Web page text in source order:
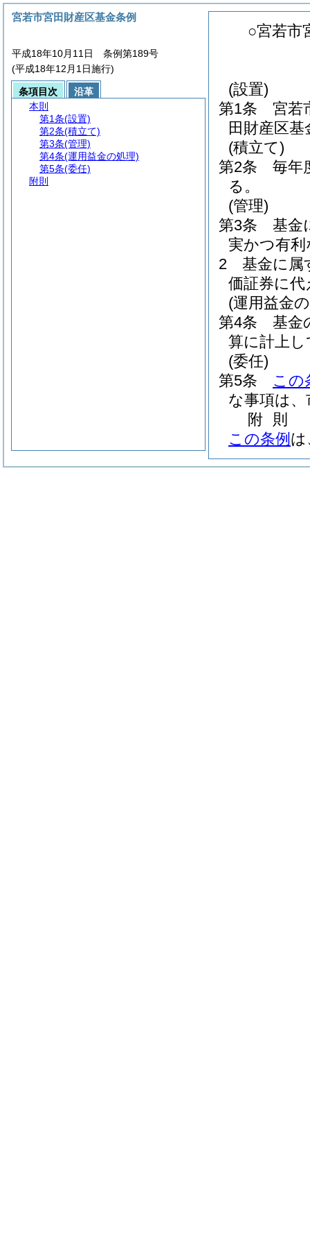
○宮若市
(設置)
第1条
宮若
田財産区基
(積立て)
第2条
毎年
る。
(管理)
第3条
基金
実かつ有
2
基金に属
価証券に
(運用益金
第4条
基金
算に計上
(委任)
第5条
この
な事項は
附 則
この条例 は
宮若市宮田財産区基金条例
平成18年10月11日 条例第189号
(平成18年12月1日施行)
条項目次
沿革
本則
第1条(設置)
第2条(積立て)
第3条(管理)
第4条(運用益金の処理)
第5条(委任)
附則